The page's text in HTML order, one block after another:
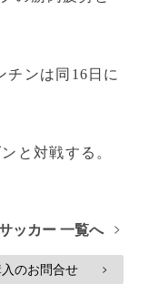
チンは同16日に
と対戦する。
ッカー 一覧へ >
のお問合せ >